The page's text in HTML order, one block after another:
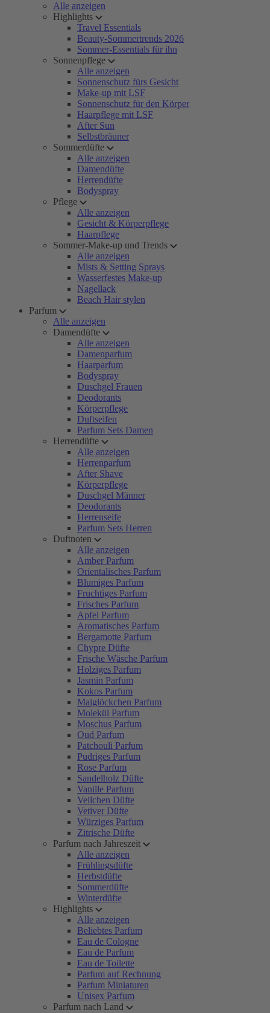
Alle anzeigen
Highlights
Travel Essentials
Beauty-Sommertrends 2026
Sommer-Essentials für ihn
Sonnenpflege
Alle anzeigen
Sonnenschutz fürs Gesicht
Make-up mit LSF
Sonnenschutz für den Körper
Haarpflege mit LSF
After Sun
Selbstbräuner
Sommerdüfte
Alle anzeigen
Damendüfte
Herrendüfte
Bodyspray
Pflege
Alle anzeigen
Gesicht & Körperpflege
Haarpflege
Sommer-Make-up und Trends
Alle anzeigen
Mists & Setting Sprays
Wasserfestes Make-up
Nagellack
Beach Hair stylen
Parfum
Alle anzeigen
Damendüfte
Alle anzeigen
Damenparfum
Haarparfum
Bodyspray
Duschgel Frauen
Deodorants
Körperpflege
Duftseifen
Parfum Sets Damen
Herrendüfte
Alle anzeigen
Herrenparfum
After Shave
Körperpflege
Duschgel Männer
Deodorants
Herrenseife
Parfum Sets Herren
Duftnoten
Alle anzeigen
Amber Parfum
Orientalisches Parfum
Blumiges Parfum
Fruchtiges Parfum
Frisches Parfum
Apfel Parfum
Aromatisches Parfum
Bergamotte Parfum
Chypre Düfte
Frische Wäsche Parfum
Holziges Parfum
Jasmin Parfum
Kokos Parfum
Maiglöckchen Parfum
Molekül Parfum
Moschus Parfum
Oud Parfum
Patchouli Parfum
Pudriges Parfum
Rose Parfum
Sandelholz Düfte
Vanille Parfum
Veilchen Düfte
Vetiver Düfte
Würziges Parfum
Zitrische Düfte
Parfum nach Jahreszeit
Alle anzeigen
Frühlingsdüfte
Herbstdüfte
Sommerdüfte
Winterdüfte
Highlights
Alle anzeigen
Beliebtes Parfum
Eau de Cologne
Eau de Parfum
Eau de Toilette
Parfum auf Rechnung
Parfum Miniaturen
Unisex Parfum
Parfum nach Land